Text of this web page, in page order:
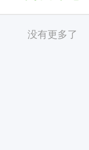
没有更多了